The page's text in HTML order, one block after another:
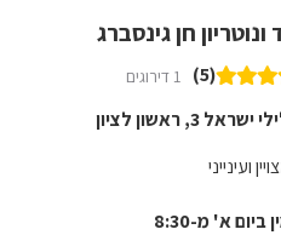
חן גינסברג
(5) 1 דירוגים
ישראל 3, ראשון לציון
ועינייני
ביום א' מ-8:30